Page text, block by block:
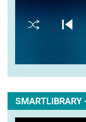
SMARTLIBRARY